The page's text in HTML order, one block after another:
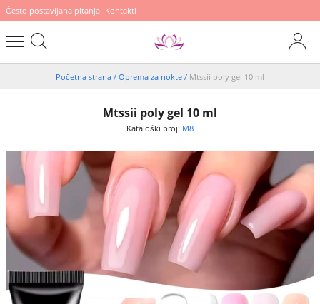
Često postavljana pitanja Kontakti
Početna strana / Oprema za nokte / Mtssii poly gel 10 ml
Mtssii poly gel 10 ml
Kataloški broj: M8